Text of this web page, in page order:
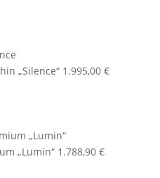
„Silence“ 1.995,00 €
„Lumin“ 1.788,90 €